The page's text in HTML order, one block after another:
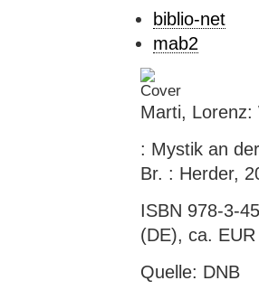
biblio-net
mab2
Marti, Lorenz:
: Mystik an
Br. : Herder,
ISBN 978-3-
(DE), ca.
Quelle: DNB